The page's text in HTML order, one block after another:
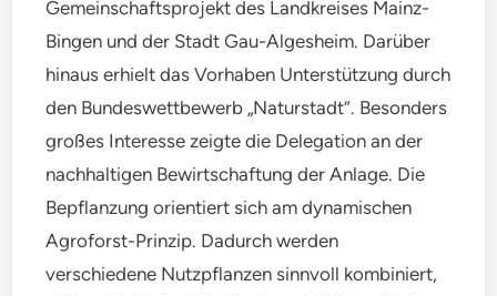
Gemeinschaftsprojekt des Landkreises Mainz-
Bingen und der Stadt Gau-Algesheim. Darüber
hinaus erhielt das Vorhaben Unterstützung durch
den Bundeswettbewerb „Naturstadt“. Besonders
großes Interesse zeigte die Delegation an der
nachhaltigen Bewirtschaftung der Anlage. Die
Bepflanzung orientiert sich am dynamischen
Agroforst-Prinzip. Dadurch werden
verschiedene Nutzpflanzen sinnvoll kombiniert,